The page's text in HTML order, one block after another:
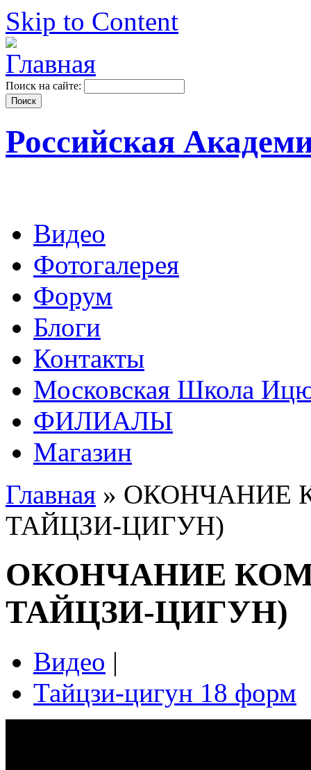
Skip to Content
Поиск на сайте:
Российская
Видео
Фотогалерея
Форум
Блоги
Контакты
Московская Школа
ФИЛИАЛЫ
Магазин
Главная » ОКОНЧАНИЕ
ТАЙЦЗИ-ЦИГУН)
ОКОНЧАНИЕ
ТАЙЦЗИ-ЦИГУН)
Видео |
Тайцзи-цигун 18 форм